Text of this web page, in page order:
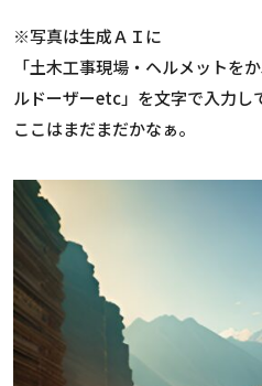
※写真は生成ＡＩに
「土木工事現場・ヘルメットを
ルドーザーetc」を文字で入力し
ここはまだまだかなぁ。